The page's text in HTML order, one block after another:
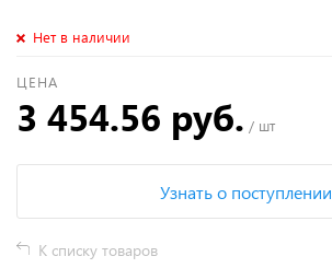
Нет в наличии
ЦЕНА
3 454.56 руб. / шт
Узнать о поступлении
К списку товаров